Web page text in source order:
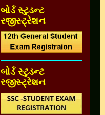
બોર્ડ સ્ટુડન્ટ
રજીસ્ટ્રેશન
બોર્ડ સ્ટુડન્ટ
રજીસ્ટ્રેશન